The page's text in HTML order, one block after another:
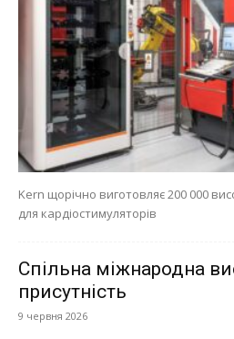
Kern щорічно виготовляє 200 000
для кардіостимуляторів
Спільна міжнародна
присутність
9 червня 2026